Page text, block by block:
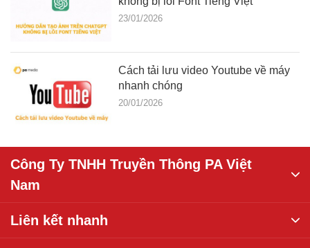
23/01/2026
Cách tải lưu video Youtube về máy
nhanh chóng
20/01/2026
Công Ty TNHH Truyền Thông PA Việt
Nam
Liên kết nhanh